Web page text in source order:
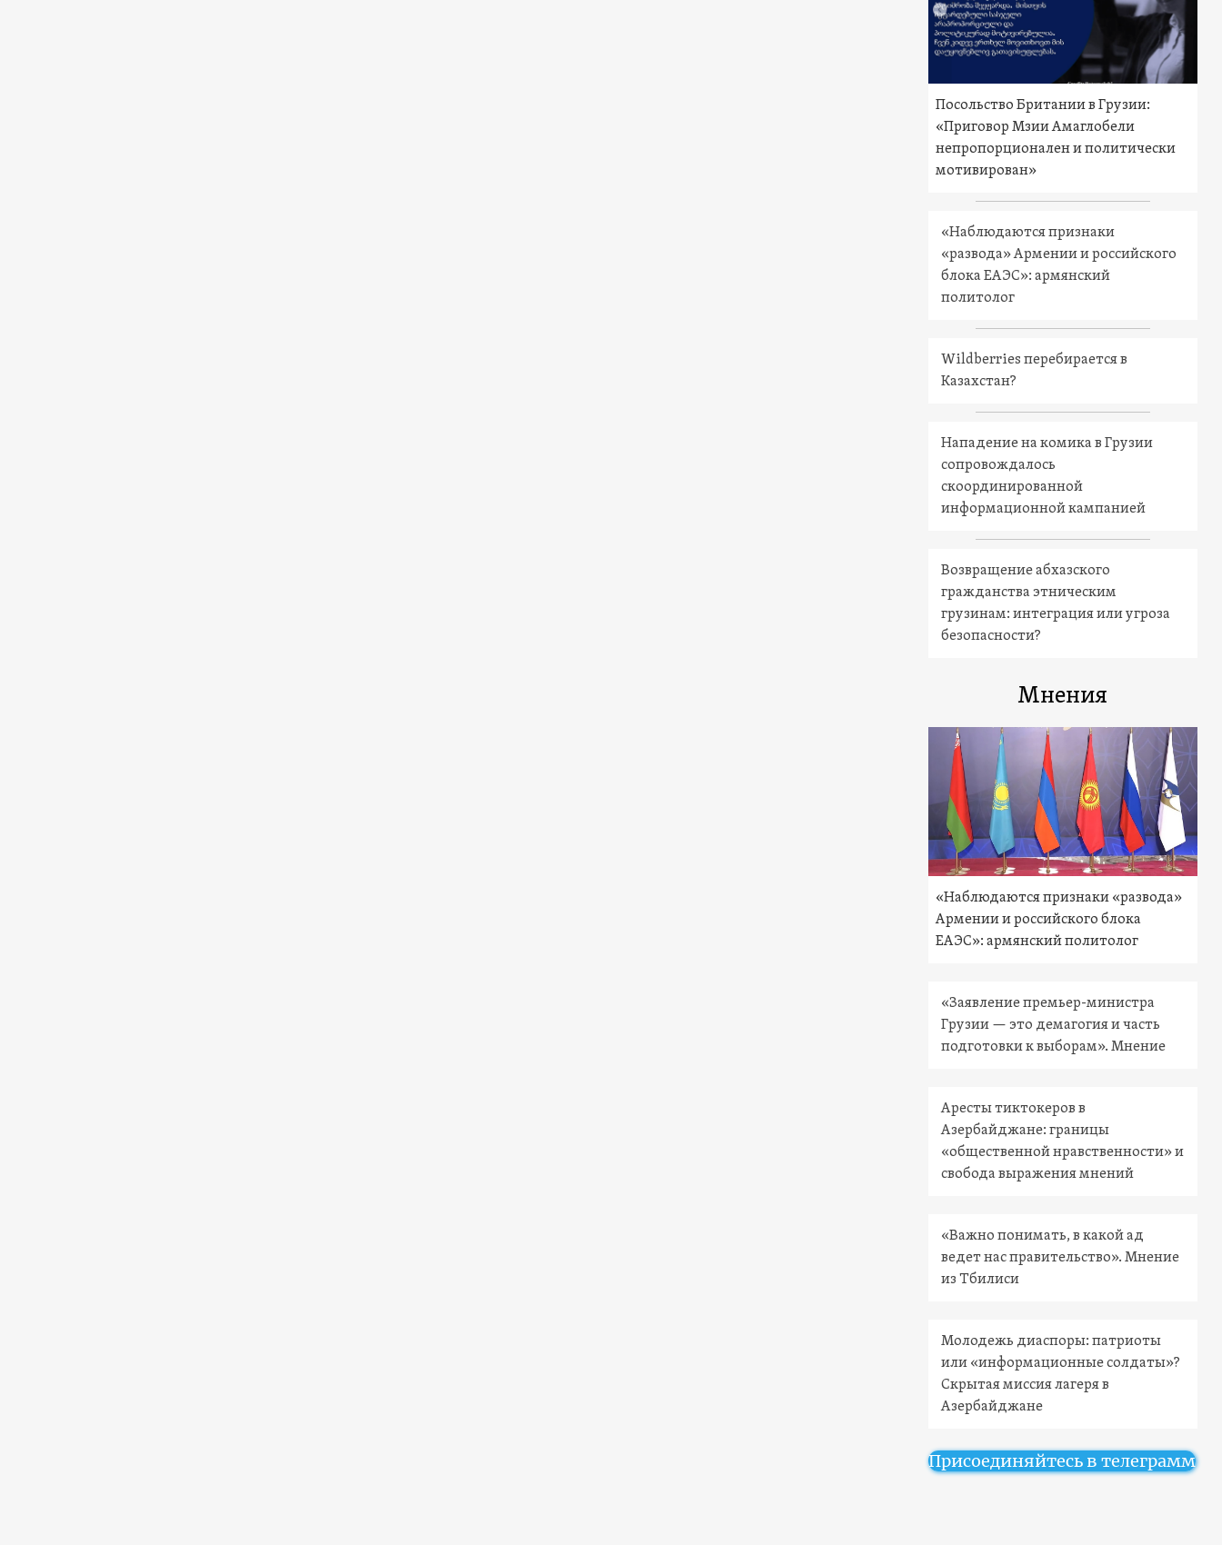
Посольство Британии в Грузии:
«Приговор Мзии Амаглобели
непропорционален и политически
мотивирован»
«Наблюдаются признаки
«развода» Армении и российского
блока ЕАЭС»: армянский
политолог
Wildberries перебирается в
Казахстан?
Нападение на комика в Грузии
сопровождалось
скоординированной
информационной кампанией
Возвращение абхазского
гражданства этническим
грузинам: интеграция или угроза
безопасности?
Мнения
«Наблюдаются признаки «развода»
Армении и российского блока
ЕАЭС»: армянский политолог
«Заявление премьер-министра
Грузии — это демагогия и часть
подготовки к выборам». Мнение
Аресты тиктокеров в
Азербайджане: границы
«общественной нравственности» и
свобода выражения мнений
«Важно понимать, в какой ад
ведет нас правительство». Мнение
из Тбилиси
Молодежь диаспоры: патриоты
или «информационные солдаты»?
Скрытая миссия лагеря в
Азербайджане
Присоединяйтесь в телеграмм